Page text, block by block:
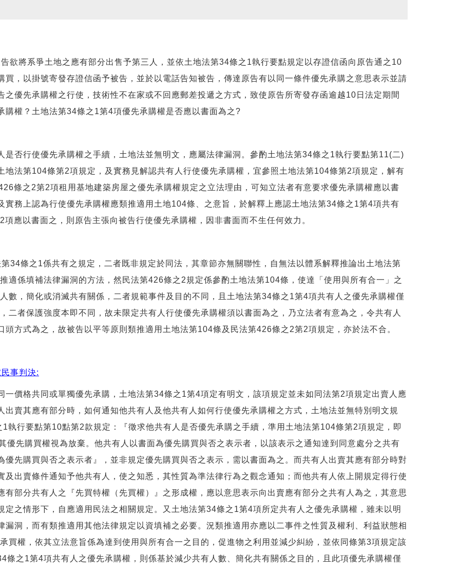
欲將系爭土地之應有部分出售予第三人，並依土地法第34條之1執行要點規定以存證信函向原告通之10
，以掛號寄發存證信函予被告，並於以電話告知被告，傳達原告有以同一條件優先承購之意思表示並請
優先承購權之行使，技術性不在家或不回應郵差投遞之方式，致使原告所寄發存函逾越10日法定期間
購權？土地法第34條之1第4項優先承購權是否應以書面為之?
是否行使優先承購權之手續，土地法並無明文，應屬法律漏洞。參酌土地法第34條之1執行要點第11(二)
地法第104條第2項規定，及實務見解認共有人行使優先承購權，宜參照土地法第104條第2項規定，解有
條之2第2項租用基地建築房屋之優先承購權規定之立法理由，可知立法者有意要求優先承購權應以書
實務上認為行使優先承購權應類推適用土地104條、之意旨，於解釋上應認土地法第34條之1第4項共有
應以書面之，則原告主張向被告行使優先承購權，因非書面而不生任何效力。
條之1係共有之規定，二者既非規定於同法，其章節亦無關聯性，自無法以體系解釋推論出土地法第
適係填補法律漏洞的方法，然民法第426條之2規定係參酌土地法第104條，使達「使用與所有合一」之
數，簡化或消滅共有關係，二者規範事件及目的不同，且土地法第34條之1第4項共有人之優先承購權僅
二者保護強度本即不同，故未限定共有人行使優先承購權須以書面為之，乃立法者有意為之，令共有人
方式為之，故被告以平等原則類推適用土地法第104條及民法第426條之2第2項規定，亦於法不合。
事判決:
一價格共同或單獨優先承購，土地法第34條之1第4項定有明文，該項規定並未如同法第2項規定出賣人應
賣其應有部分時，如何通知他共有人及他共有人如何行使優先承購權之方式，土地法並無特別明文規
執行要點第10點第2款規定：『徵求他共有人是否優先承購之手續，準用土地法第104條第2項規定，即
優先購買權視為放棄。他共有人以書面為優先購買與否之表示者，以該表示之通知達到同意處分之共有
先購買與否之表示者』，並非規定優先購買與否之表示，需以書面為之。而共有人出賣其應有部分時對
出賣條件通知予他共有人，使之知悉，其性質為準法律行為之觀念通知；而他共有人依上開規定得行使
部分共有人之『先買特權（先買權）』之形成權，應以意思表示向出賣應有部分之共有人為之，其意思
之情形下，自應適用民法之相關規定。又土地法第34條之1第4項所定共有人之優先承購權，雖未以明
洞，而有類推適用其他法律規定以資填補之必要。況類推適用亦應以二事件之性質及權利、利益狀態相
買權，依其立法意旨係為達到使用與所有合一之目的，促進物之利用並減少糾紛，並依同條第3項規定該
條之1第4項共有人之優先承購權，則係基於減少共有人數、簡化共有關係之目的，且此項優先承購權僅